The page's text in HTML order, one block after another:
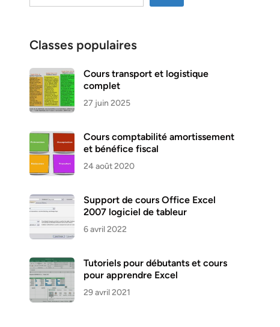
Classes populaires
Cours transport et logistique
complet
27 juin 2025
Cours comptabilité amortissement
et bénéfice fiscal
24 août 2020
Support de cours Office Excel
2007 logiciel de tableur
6 avril 2022
Tutoriels pour débutants et cours
pour apprendre Excel
29 avril 2021